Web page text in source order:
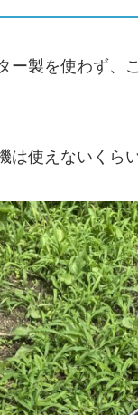
製を使わず、
は使えないくら